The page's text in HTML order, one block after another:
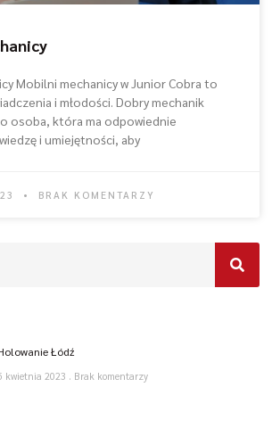
Mobilni mechanicy w Junior Cobra to
i młodości. Dobry mechanik
osoba, która ma odpowiednie
i umiejętności, aby
BRAK KOMENTARZY
Łódź
kwietnia 2023 Brak komentarzy